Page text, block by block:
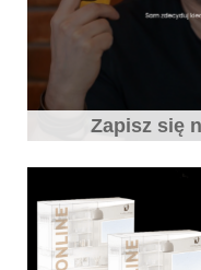
Zapisz się